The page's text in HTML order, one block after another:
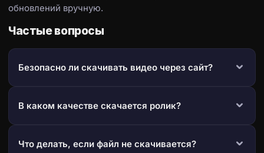
обновлений вручную.
Частые вопросы
Безопасно ли скачивать видео через сайт?
В каком качестве скачается ролик?
Что делать, если файл не скачивается?